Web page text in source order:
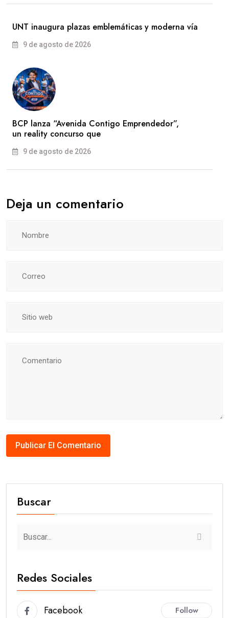
UNT inaugura plazas emblemáticas y moderna vía
9 de agosto de 2026
BCP lanza “Avenida Contigo Emprendedor”,
un reality concurso que
9 de agosto de 2026
Deja un comentario
Buscar
Redes Sociales
Facebook Follow